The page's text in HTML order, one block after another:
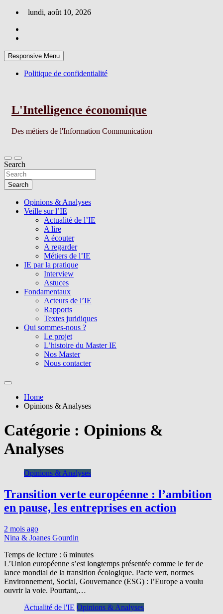
Skip
content
lundi, août 10, 2026
Responsive Menu
Politique de confidentialité
L'Intelligence économique
Des métiers de l'Information Communication
Search
Search
Opinions & Analyses
Veille sur l’IE
Actualité de l’IE
A lire
A écouter
A regarder
Métiers de l’IE
IE par la pratique
Interview
Astuces
Fondamentaux
Acteurs de l’IE
Rapports
Textes juridiques
Qui sommes-nous ?
Le projet
L’histoire du Master IE
Nos Master
Nous contacter
Home
Opinions & Analyses
Catégorie : Opinions &
Analyses
Opinions & Analyses
Transition verte européenne : l’ambition
en pause, les entreprises en action
2 mois ago
Nina & Joanes Gourdin
Temps de lecture : 6 minutes
L’Union européenne s’est longtemps présentée comme le fer de
lance mondial de la transition écologique. Pacte vert, normes
Environnement, Social, Gouvernance (ESG) : l’Europe a voulu
ouvrir la voie. Pourtant,…
Actualité de l'IE Opinions & Analyses